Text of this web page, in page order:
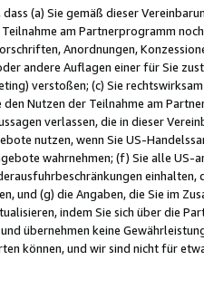
(a) Sie gemäß dieser
am Partnerprogramm
Anordnungen,
andere Auflagen einer für Sie
verstoßen; (c) Sie
Nutzen der Teilnahme am
verlassen, die in dieser
nutzen, wenn Sie US-
wahrnehmen; (f) Sie alle
und (g) die Angaben, die Sie im
indem Sie sich über die
übernehmen keine
können, und wir sind nicht für